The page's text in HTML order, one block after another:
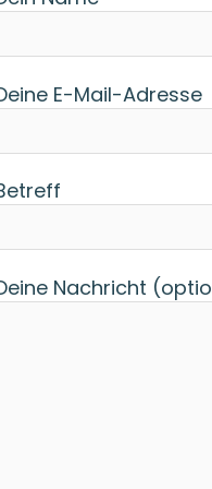
E-Mail-Adresse
Nachricht